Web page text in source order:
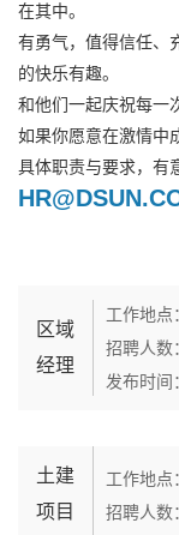
在其中。
有勇气，值得信任、
的快乐有趣。
和他们一起庆祝每一
如果你愿意在激情中
具体职责与要求，有
区域
经理
工作地点
招聘人数
发布时间
土建
项目
工作地点
招聘人数